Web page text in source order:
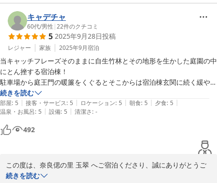
奈良偲の里 玉翠
支配人 後藤
奈良偲の里 玉翠
館内の設えやお食事、そして大浴場の泉質につきまして、身に余る
ご評価を賜りましたこと、心より御礼申し上げます。
しかしながら、道中のご不安に始まり、お部屋の露天風呂、さらに
はソファーの汚れやお米の質に至るまで、お客様の期待を裏切る結
果となりましたこと、深くお詫び申し上げます。
特に、お部屋の露天風呂を楽しみに翌朝まで心待ちにされていたお
気持ちを想うと、私共の配慮が足りず、申し訳ない気持ちで胸がい
っぱいでございます。
今後は事前にお客様のお好みの温度を確認し、入室時に万全な状態
でお迎えできるよう、案内体制を即座に見直してまいる所存です。
「朝食が夕食並みに豪華」と仰っていただいたお言葉を糧に、お米
の炊き加減一つにもよりいっそうのこだわりを持ち、次回こそはす
べてにおいて「満点」のひとときをお届けできるよう、スタッフ一
同精進を重ねてまいります。
キャデチャ
60代/男性 |22件のクチコミ
5 2025年9月28日投稿
レジャー 家族 2025年9月宿泊
当キャッチフレーズそのままに自生竹林とその地形を生かした庭園の中
にとん挫する宿泊棟！
駐車場から庭王門の暖簾をくぐるとそこからは宿泊棟玄関に続く緩やか
な階段とその両側に広がる落ち葉一つない完ぺきに清掃された粛々とし
た空気が広がるエントランスが日常世界から癒しの世界へ一気にいざな
う演出に期待感が膨らみました。その期待通りスタッフの皆さんの所
作、食事、お風呂などおもてなしの演出が心憎いほど感じる完ぺきに近
い大人の宿でした。
その中でも極めつけに感心したのは離れお部屋につながる外部板廊下の
清掃と見下ろした錦鯉の池にも落ち葉一つない清掃行き届いた完ぺき
さ、そして極めつけはお部屋の二方向を囲む縁側風デッキに素足で歩い
た時の足の裏に何一つチリなどつかないという完ぺきな清掃の感動の感
続きを読む
部屋: 5 | 接客・サービス: 5 | ロケーション: 5 | 朝食: 5 | 夕食: 5 |
温泉・お風呂: 5 | 設備: 5 | 清潔さ: -
492
この度は、奈良偲の里 玉翠 へご宿泊くださり、誠にありがとうご
ざいます。
続きを読む